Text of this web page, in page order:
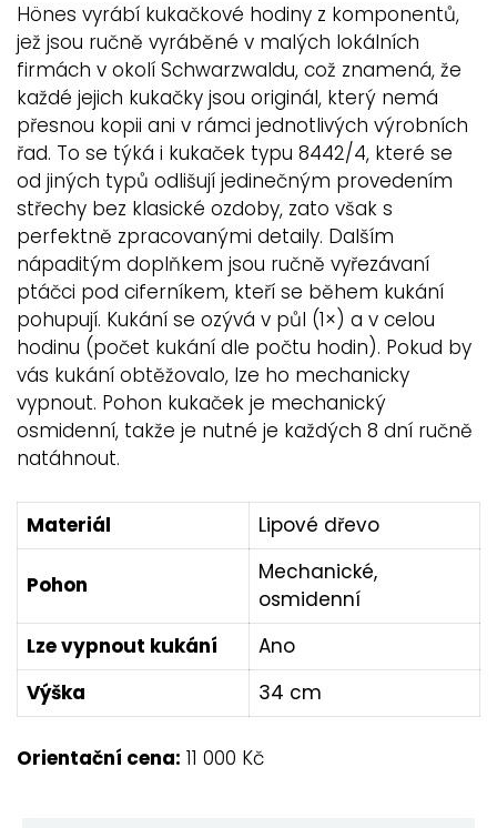
Hönes vyrábí kukačkové hodiny z komponentů,
jež jsou ručně vyráběné v malých lokálních
firmách v okolí Schwarzwaldu, což znamená, že
každé jejich kukačky jsou originál, který nemá
přesnou kopii ani v rámci jednotlivých výrobních
řad. To se týká i kukaček typu 8442/4, které se
od jiných typů odlišují jedinečným provedením
střechy bez klasické ozdoby, zato však s
perfektně zpracovanými detaily. Dalším
nápaditým doplňkem jsou ručně vyřezávaní
ptáčci pod ciferníkem, kteří se během kukání
pohupují. Kukání se ozývá v půl (1×) a v celou
hodinu (počet kukání dle počtu hodin). Pokud by
vás kukání obtěžovalo, lze ho mechanicky
vypnout. Pohon kukaček je mechanický
osmidenní, takže je nutné je každých 8 dní ručně
natáhnout.
Materiál Lipové dřevo
Pohon
Mechanické,
osmidenní
Lze vypnout kukání
Ano
Výška
34 cm
Orientační cena: 11 000 Kč